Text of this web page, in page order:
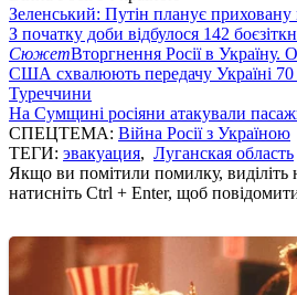
Зеленський: Путін планує приховану
З початку доби відбулося 142
СюжетВторгнення Росії в Україну.
США схвалюють передачу Україні 70
Туреччини
На Сумщині росіяни атакували
СПЕЦТЕМА: Війна Росії з Україною
ТЕГИ: эвакуация, Луганская область
Якщо ви помітили помилку, виділіть
натисніть Ctrl + Enter, щоб